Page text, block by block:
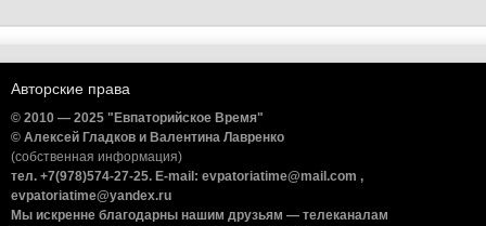
Авторские права
© 2010 — 2025 "Евпаторийское Время"
© Алексей Гладков и Валентина Лавренко
(собственная информация)
тел. +7(978)574-27-25. E-mail: evpatoriatime@mail.com ,
evpatoriatime@yandex.ru
Мы искренне благодарны нашим друзьям — телеканалам